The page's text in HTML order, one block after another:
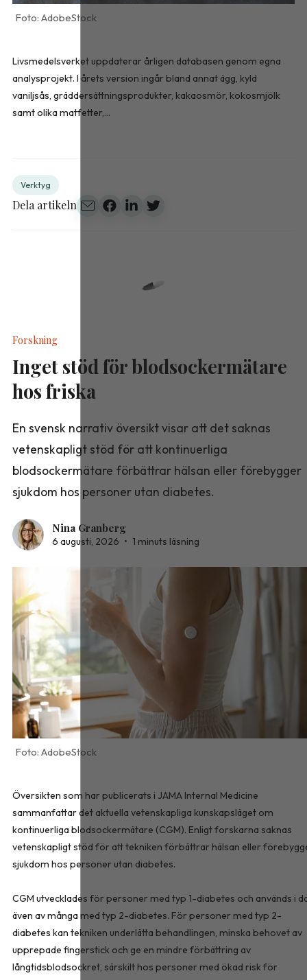
AdobeStock
Livsmedelsverket uppdaterar årligen databasen genom egna
analysprojekt. I årets version ingår bland annat ägg, kyld
vaniljsås, gräddersättningsprodukter, kakaosmör, kokosmjölk
samt olika matfetter,...
Verktyg
Dela artikeln
Forskning
Inget stöd för blodsockermätare
hos friska
En svensk narrativ översikt visar att det saknas
vetenskapligt stöd för att kontinuerliga
blodsockermätare förbättrar hälsan eller förebygger
sjukdom hos personer utan diabetes.
Nina Granberg
6 augusti, 2026 • 1 minuts läsning
AdobeStock
Översikten som har publicerats i JAMA Internal Medicine
sammanfattar det aktuella vetenskapliga kunskapsläget om
kontinuerliga blodsockermätare (CGM). Enligt forskarna saknas
vetenskapligt stöd för att tekniken förbättrar hälsan eller
sjukdom hos personer utan diabetes.
CGM utvecklades för personer med typ 1-diabetes och används i
även av många med typ 2-diabetes. För personer med typ 2-
diabetes kan tekniken underlätta behandlingen, minska behovet av
upprepade fingerstick och ge en mindre förbättring av
långtidsblodsockret, särskilt hos personer med ökad risk för